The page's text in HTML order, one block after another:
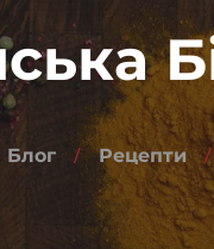
Блог Рецепти